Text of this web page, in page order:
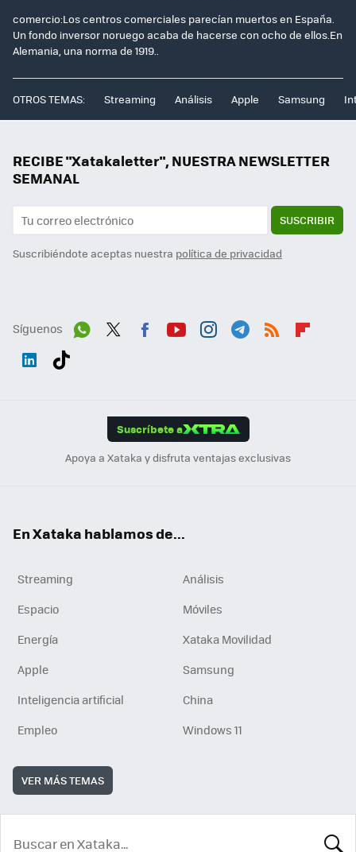
comercio:Los centros comerciales parecían muertos en España.
Un fondo inversor noruego acaba de hacerse con ocho de ellos.En
Alemania, una norma de 1919..
OTROS TEMAS: Streaming Análisis Apple Samsung
RECIBE "Xatakaletter", NUESTRA NEWSLETTER
SEMANAL
SUSCRIBIR
Suscribiéndote aceptas nuestra política de privacidad
Síguenos
Suscríbete a
Apoya a Xataka y disfruta ventajas exclusivas
En Xataka hablamos de...
Streaming
Análisis
Espacio
Móviles
Energía
Xataka Movilidad
Apple
Samsung
Inteligencia artificial
China
Empleo
Windows 11
VER MÁS TEMAS